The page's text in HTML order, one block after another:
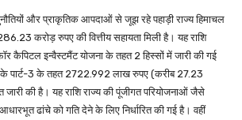
और प्राकृतिक आपदाओं से जूझ रहे पहाड़ी राज्य हिमाचल
करोड़ रुपए की वित्तीय सहायता मिली है। यह राशि
कैपिटल इन्वैस्टमैंट योजना के तहत 2 हिस्सों में जारी की गई
पार्ट-3 के तहत 2722.992 लाख रुपए (करीब 27.23
की है। यह राशि राज्य की पूंजीगत परियोजनाओं जैसे
ढांचे को गति देने के लिए निर्धारित की गई है। वहीं